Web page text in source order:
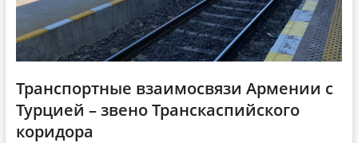
Транспортные взаимосвязи Армении с
Турцией – звено Транскаспийского
коридора